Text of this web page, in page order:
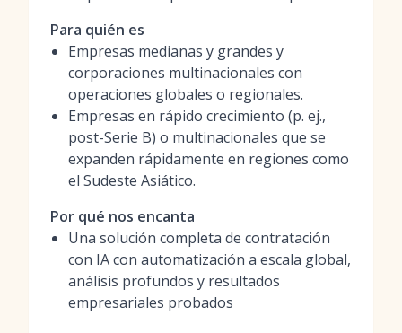
Para quién es
Empresas medianas y grandes y
corporaciones multinacionales con
operaciones globales o regionales.
Empresas en rápido crecimiento (p. ej.,
post-Serie B) o multinacionales que se
expanden rápidamente en regiones como
el Sudeste Asiático.
Por qué nos encanta
Una solución completa de contratación
con IA con automatización a escala global,
análisis profundos y resultados
empresariales probados